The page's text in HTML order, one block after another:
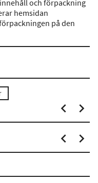
och förpackning
hemsidan
på den